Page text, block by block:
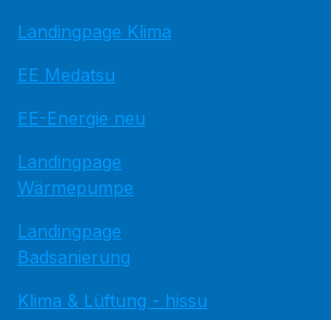
Landingpage Klima
EE Medatsu
EE-Energie neu
Landingpage
Wärmepumpe
Landingpage
Badsanierung
Klima & Lüftung - hissu